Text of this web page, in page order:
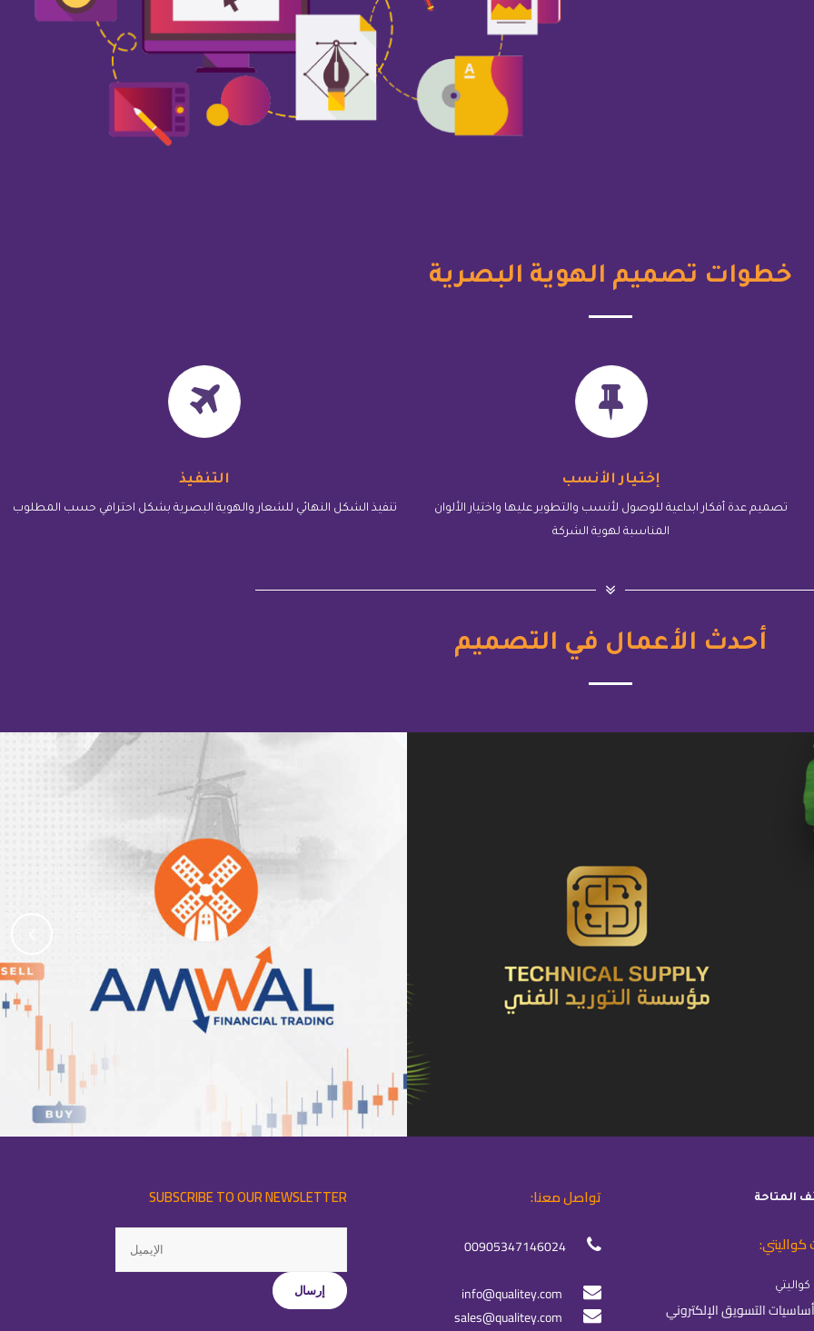
خطوات تصميم الهوية البصرية
إختيار الأنسب
تصميم عدة أفكار ابداعية للوصول لأنسب والتطوير عليها واختيار الألوان
المناسبة لهوية الشركة
التنفيذ
تنفيذ الشكل النهائي للشعار والهوية البصرية بشكل احترافي حسب المطلوب
أحدث الأعمال في التصميم
المتاحة
كواليتي:
تواصل معنا:
00905347146024
info@qualitey.com
sales@qualitey.com
SUBSCRIBE TO OUR NEWSLETTER